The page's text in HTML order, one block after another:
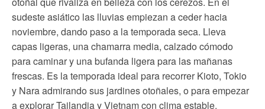
sudeste asiático las lluvias empiezan a ceder hacia
noviembre, dando paso a la temporada seca. Lleva
capas ligeras, una chamarra media, calzado cómodo
para caminar y una bufanda ligera para las mañanas
frescas. Es la temporada ideal para recorrer Kioto, Tokio
y Nara admirando sus jardines otoñales, o para empezar
a explorar Tailandia y Vietnam con clima estable.